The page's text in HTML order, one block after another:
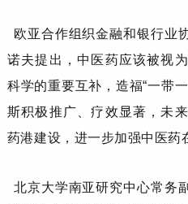
欧亚合作组织金融和银行业
诺夫提出，中医药应该被视
科学的重要互补，造福“一带
斯积极推广、疗效显著，未
药港建设，进一步加强中医药
北京大学南亚研究中心常务